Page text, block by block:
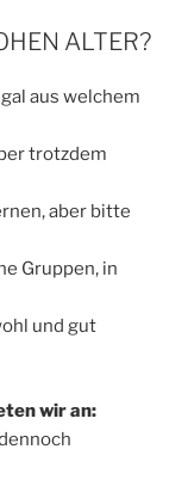
ALTER?
aus welchem
trotzdem
aber bitte
Gruppen, in
und gut
wir an: